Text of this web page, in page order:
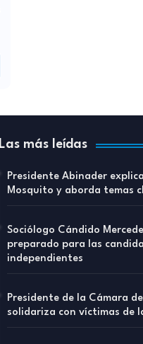
Las más leídas
Presidente Abinader
Mosquito y aborda temas
Sociólogo Cándido
preparado para las
independientes
Presidente de la Cámara
solidariza con víctimas de